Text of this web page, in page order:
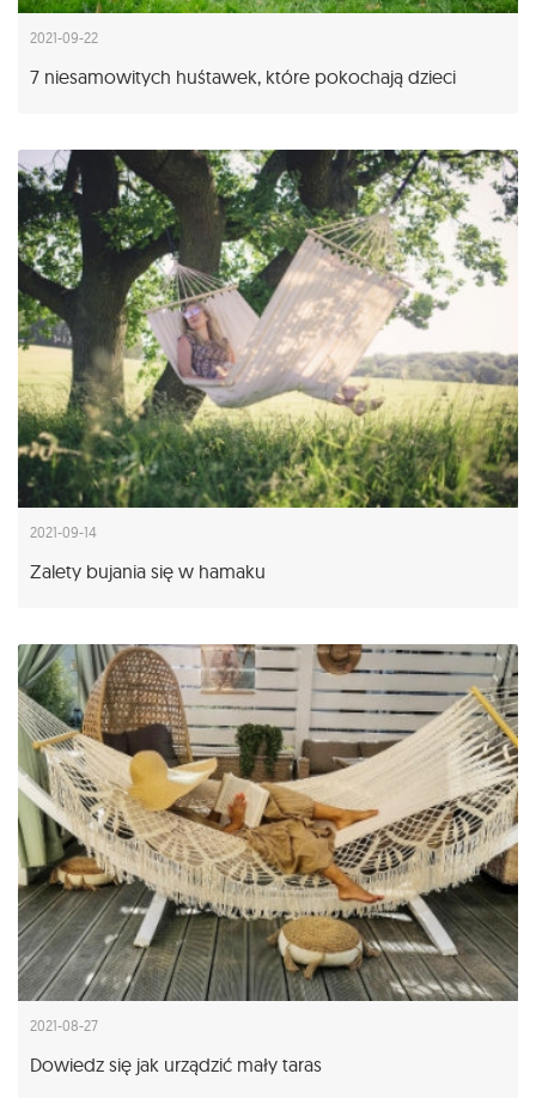
2021-09-22
7 niesamowitych huśtawek, które pokochają dzieci
2021-09-14
Zalety bujania się w hamaku
2021-08-27
Dowiedz się jak urządzić mały taras